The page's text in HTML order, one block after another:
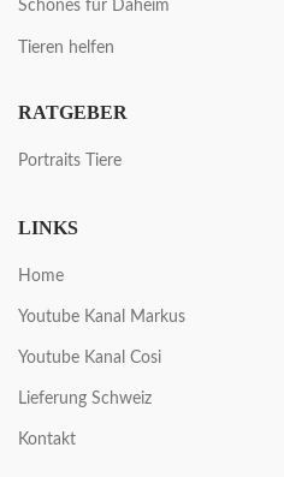
Schönes für Daheim
Tieren helfen
RATGEBER
Portraits Tiere
LINKS
Home
Youtube Kanal Markus
Youtube Kanal Cosi
Lieferung Schweiz
Kontakt